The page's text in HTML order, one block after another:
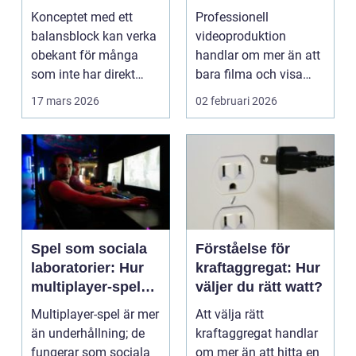
komponent i
industrin
Konceptet med ett
balansblock kan verka
obekant för många
som inte har direkt
erfarenhet ...
17 mars 2026
företag
Professionell
videoproduktion
handlar om mer än att
bara filma och visa
rörliga bilder. När
02 februari 2026
Spel som sociala
laboratorier: Hur
multiplayer-spel
speglar mänskligt
beteende
Multiplayer-spel är mer
än underhållning; de
fungerar som sociala
Förståelse för
kraftaggregat: Hur
väljer du rätt watt?
Att välja rätt
kraftaggregat handlar
om mer än att hitta en